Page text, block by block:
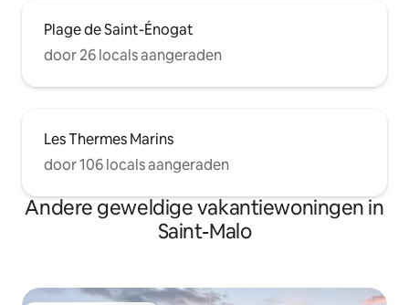
Plage de Saint-Énogat
door 26 locals aangeraden
Les Thermes Marins
door 106 locals aangeraden
Andere geweldige vakantiewoningen in
Saint-Malo